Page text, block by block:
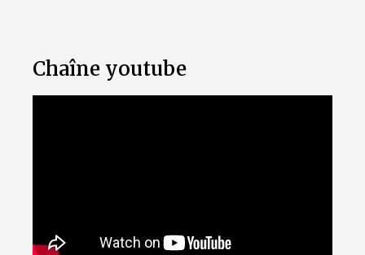
Chaîne youtube